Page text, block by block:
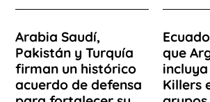
Arabia Saudí,
Pakistán y Turquía
firman un histórico
acuerdo de defensa
que
Killers